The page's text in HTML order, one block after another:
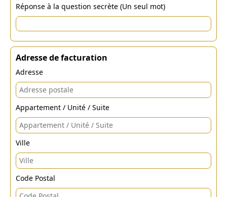
Réponse à la question secrète (Un seul mot)
Adresse de facturation
Adresse
Appartement / Unité / Suite
Ville
Code Postal